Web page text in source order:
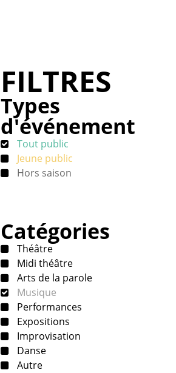
FILTRES
Types
d'événement
Tout public
Jeune public
Hors saison
Catégories
Théâtre
Midi théâtre
Arts de la parole
Musique
Performances
Expositions
Improvisation
Danse
Autre